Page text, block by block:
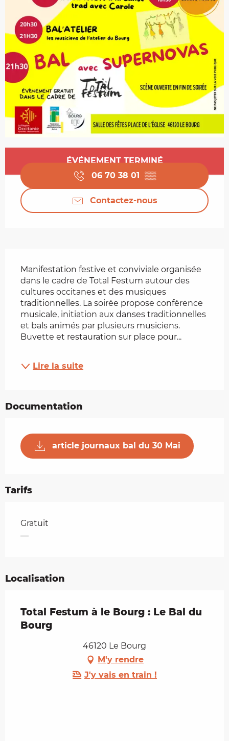
Ouverture et coordonnées
ÉVÉNEMENT TERMINÉ
06 70 38 01 ▒▒
Contactez-nous
Manifestation festive et conviviale organisée
dans le cadre de Total Festum autour des
cultures occitanes et des musiques
traditionnelles. La soirée propose conférence
musicale, initiation aux danses traditionnelles
et bals animés par plusieurs musiciens.
Buvette et restauration sur place pour...
Lire la suite
Documentation
article journaux bal du 30 Mai
Tarifs
Tarifs 2026
Gratuit
—
Localisation
Total Festum à le Bourg : Le Bal du
Bourg
46120 Le Bourg
M'y rendre
J'y vais en train !